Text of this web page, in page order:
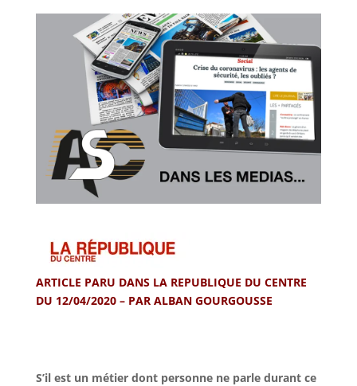
ARTICLE PARU DANS LA REPUBLIQUE DU CENTRE
DU 12/04/2020 – PAR ALBAN GOURGOUSSE
S’il est un métier dont personne ne parle durant ce